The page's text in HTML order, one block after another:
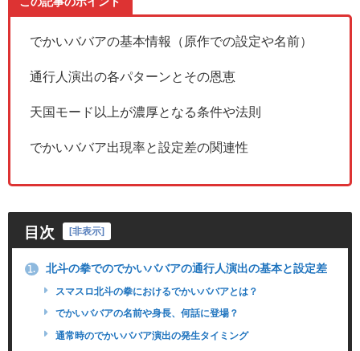
でかいババアの基本情報（原作での設定や名前）
通行人演出の各パターンとその恩恵
天国モード以上が濃厚となる条件や法則
でかいババア出現率と設定差の関連性
目次 [非表示]
1. 北斗の拳でのでかいババアの通行人演出の基本と設定差
スマスロ北斗の拳におけるでかいババアとは？
でかいババアの名前や身長、何話に登場？
通常時のでかいババア演出の発生タイミング